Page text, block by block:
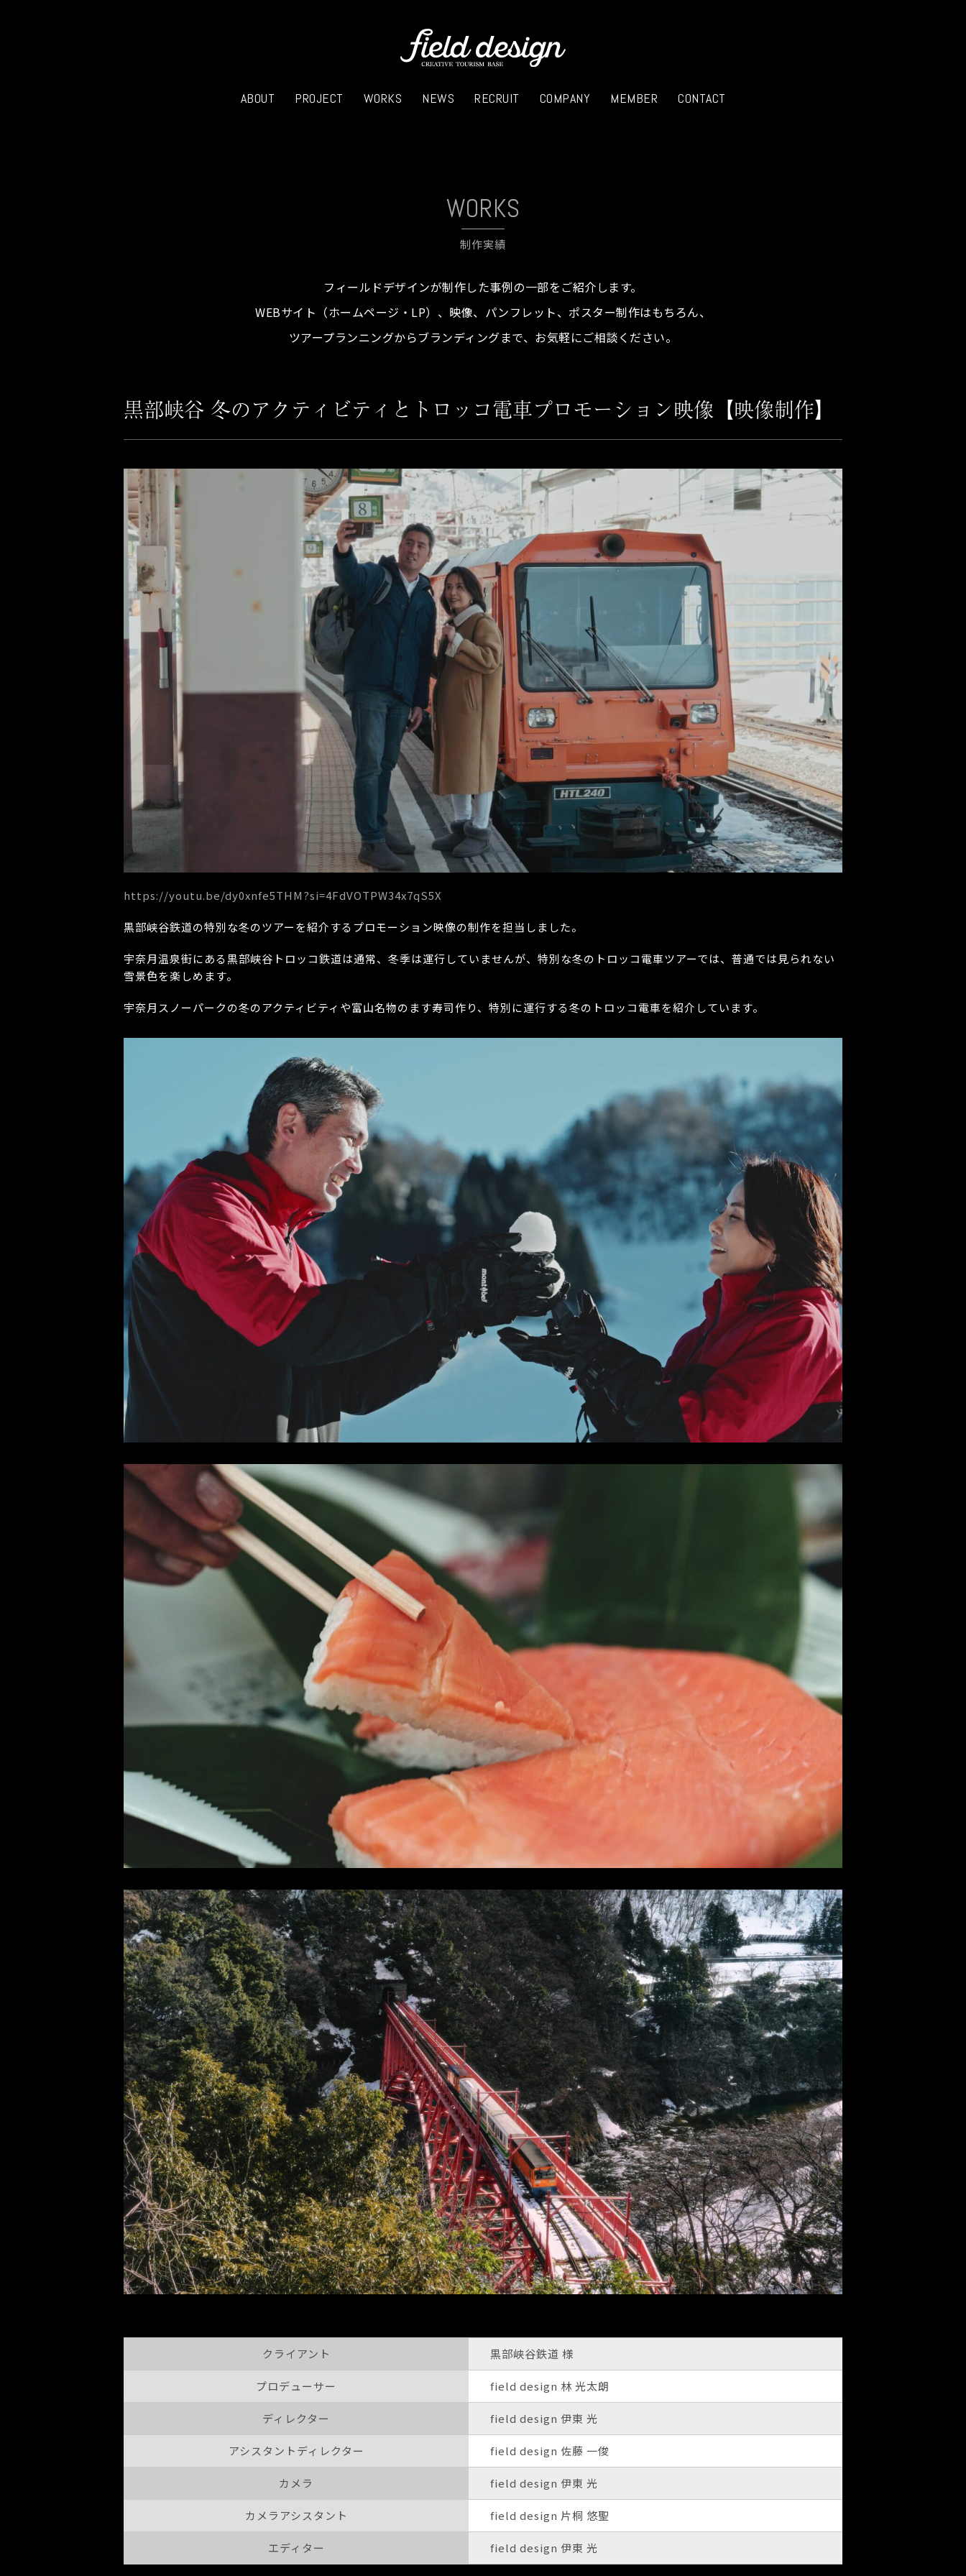
ABOUT PROJECT WORKS NEWS RECRUIT COMPANY MEMBER CONTACT
WORKS
制作実績
フィールドデザインが制作した事例の一部をご紹介します。
WEBサイト（ホームページ・LP）、映像、パンフレット、ポスター制作はもちろん、
ツアープランニングからブランディングまで、お気軽にご相談ください。
黒部峡谷 冬のアクティビティとトロッコ電車プロモーション映像【映像制作】
https://youtu.be/dy0xnfe5THM?si=4FdVOTPW34x7qS5X
黒部峡谷鉄道の特別な冬のツアーを紹介するプロモーション映像の制作を担当しました。
宇奈月温泉街にある黒部峡谷トロッコ鉄道は通常、冬季は運行していませんが、特別な冬のトロッコ電車ツアーでは、普通では見られない
雪景色を楽しめます。
宇奈月スノーパークの冬のアクティビティや富山名物のます寿司作り、特別に運行する冬のトロッコ電車を紹介しています。
クライアント 黒部峡谷鉄道 様
プロデューサー field design 林 光太朗
ディレクター field design 伊東 光
アシスタントディレクター field design 佐藤 一俊
カメラ field design 伊東 光
カメラアシスタント field design 片桐 悠聖
エディター field design 伊東 光